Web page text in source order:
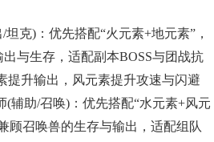
克)：优先搭配“火元素+地元素”，
与生存，适配副本BOSS与团战抗
提升输出，风元素提升攻速与闪避
辅助/召唤)：优先搭配“水元素+风元
顾召唤兽的生存与输出，适配组队